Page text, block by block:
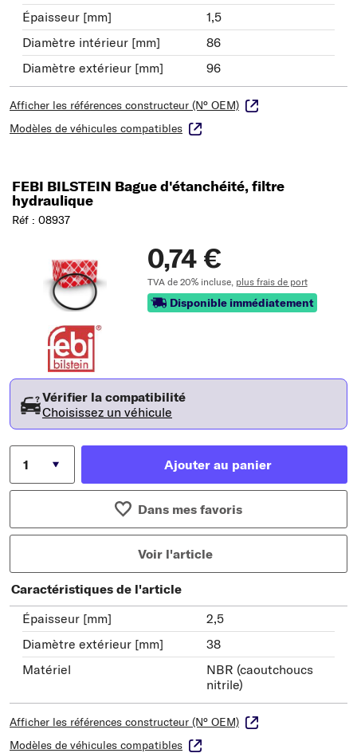
Épaisseur [mm]
1,5
Diamètre intérieur [mm]
86
Diamètre extérieur [mm]
96
Afficher les références constructeur (N° OEM)
Modèles de véhicules compatibles
FEBI BILSTEIN Bague d'étanchéité, filtre
hydraulique
Réf : 08937
0,74 €
TVA de 20% incluse, plus frais de port
Disponible immédiatement
Vérifier la compatibilité
Choisissez un véhicule
Ajouter au panier
Dans mes favoris
Voir l'article
Caractéristiques de l'article
Épaisseur [mm]
2,5
Diamètre extérieur [mm]
38
Matériel
NBR (caoutchoucs
nitrile)
Afficher les références constructeur (N° OEM)
Modèles de véhicules compatibles